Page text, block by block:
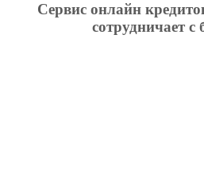
Сервис онлайн
сотрудничает с